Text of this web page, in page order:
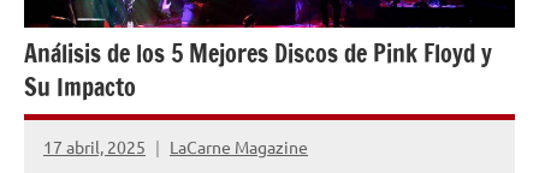
Análisis de los 5 Mejores Discos de Pink Floyd y
Su Impacto
17 abril, 2025 LaCarne Magazine
No